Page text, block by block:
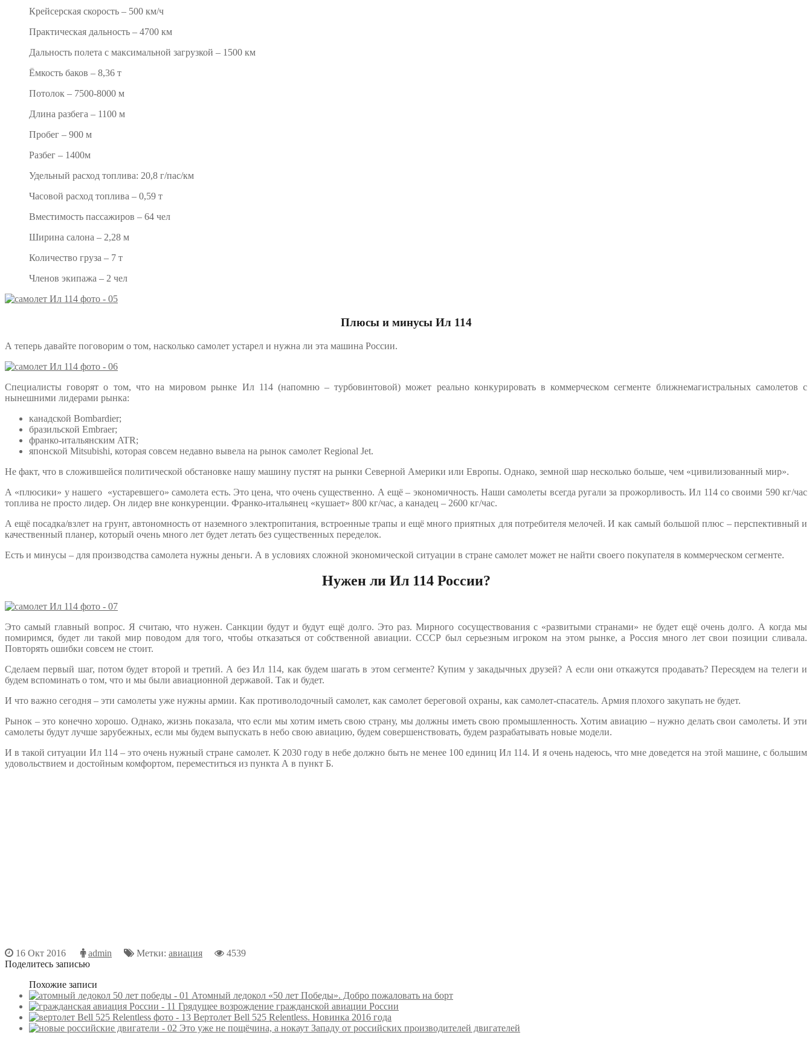
Крейсерская скорость – 500 км/ч
Практическая дальность – 4700 км
Дальность полета с максимальной загрузкой – 1500 км
Ёмкость баков – 8,36 т
Потолок – 7500-8000 м
Длина разбега – 1100 м
Пробег – 900 м
Разбег – 1400м
Удельный расход топлива: 20,8 г/пас/км
Часовой расход топлива – 0,59 т
Вместимость пассажиров – 64 чел
Ширина салона – 2,28 м
Количество груза – 7 т
Членов экипажа – 2 чел
Плюсы и минусы Ил 114
А теперь давайте поговорим о том, насколько самолет устарел и нужна ли эта машина России.
Специалисты говорят о том, что на мировом рынке Ил 114 (напомню – турбовинтовой) может реально конкурировать в коммерческом сегменте ближнемагистральных самолетов с
нынешними лидерами рынка:
канадской Bombardier;
бразильской Embraer;
франко-итальянским ATR;
японской Mitsubishi, которая совсем недавно вывела на рынок самолет Regional Jet.
Не факт, что в сложившейся политической обстановке нашу машину пустят на рынки Северной Америки или Европы. Однако, земной шар несколько больше, чем «цивилизованный мир».
А «плюсики» у нашего «устаревшего» самолета есть. Это цена, что очень существенно. А ещё – экономичность. Наши самолеты всегда ругали за прожорливость. Ил 114 со своими 590 кг/час
топлива не просто лидер. Он лидер вне конкуренции. Франко-итальянец «кушает» 800 кг/час, а канадец – 2600 кг/час.
А ещё посадка/взлет на грунт, автономность от наземного электропитания, встроенные трапы и ещё много приятных для потребителя мелочей. И как самый большой плюс – перспективный и
качественный планер, который очень много лет будет летать без существенных переделок.
Есть и минусы – для производства самолета нужны деньги. А в условиях сложной экономической ситуации в стране самолет может не найти своего покупателя в коммерческом сегменте.
Нужен ли Ил 114 России?
Это самый главный вопрос. Я считаю, что нужен. Санкции будут и будут ещё долго. Это раз. Мирного сосуществования с «развитыми странами» не будет ещё очень долго. А когда мы
помиримся, будет ли такой мир поводом для того, чтобы отказаться от собственной авиации. СССР был серьезным игроком на этом рынке, а Россия много лет свои позиции сливала.
Повторять ошибки совсем не стоит.
Сделаем первый шаг, потом будет второй и третий. А без Ил 114, как будем шагать в этом сегменте? Купим у закадычных друзей? А если они откажутся продавать? Пересядем на телеги и
будем вспоминать о том, что и мы были авиационной державой. Так и будет.
И что важно сегодня – эти самолеты уже нужны армии. Как противолодочный самолет, как самолет береговой охраны, как самолет-спасатель. Армия плохого закупать не будет.
Рынок – это конечно хорошо. Однако, жизнь показала, что если мы хотим иметь свою страну, мы должны иметь свою промышленность. Хотим авиацию – нужно делать свои самолеты. И эти
самолеты будут лучше зарубежных, если мы будем выпускать в небо свою авиацию, будем совершенствовать, будем разрабатывать новые модели.
И в такой ситуации Ил 114 – это очень нужный стране самолет. К 2030 году в небе должно быть не менее 100 единиц Ил 114. И я очень надеюсь, что мне доведется на этой машине, с большим
удовольствием и достойным комфортом, переместиться из пункта А в пункт Б.
16 Окт 2016 admin Метки: авиация
4539
Поделитесь записью
Похожие записи
Атомный ледокол «50 лет Победы». Добро пожаловать на борт
Грядущее возрождение гражданской авиации России
Вертолет Bell 525 Relentless. Новинка 2016 года
Это уже не пощёчина, а нокаут Западу от российских производителей двигателей